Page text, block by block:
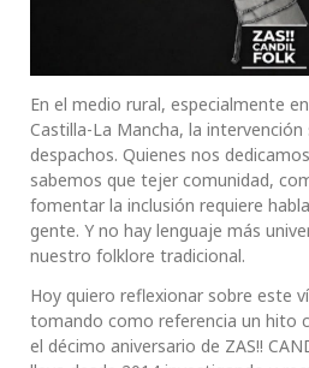
En el medio rural, especialmente
Castilla-La Mancha, la
despachos. Quienes nos
sabemos que tejer comunidad,
fomentar la inclusión requiere
gente. Y no hay lenguaje más
nuestro folklore tradicional.
Hoy quiero reflexionar sobre este
tomando como referencia un hito
el décimo aniversario de ZAS!!